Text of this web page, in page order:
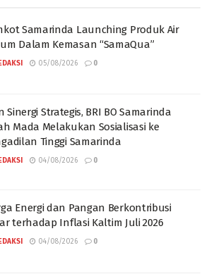
Samarinda Launching Produk Air
Dalam Kemasan “SamaQua”
05/08/2026 0
Sinergi Strategis, BRI BO Samarinda
Mada Melakukan Sosialisasi ke
Tinggi Samarinda
04/08/2026 0
Energi dan Pangan Berkontribusi
terhadap Inflasi Kaltim Juli 2026
04/08/2026 0